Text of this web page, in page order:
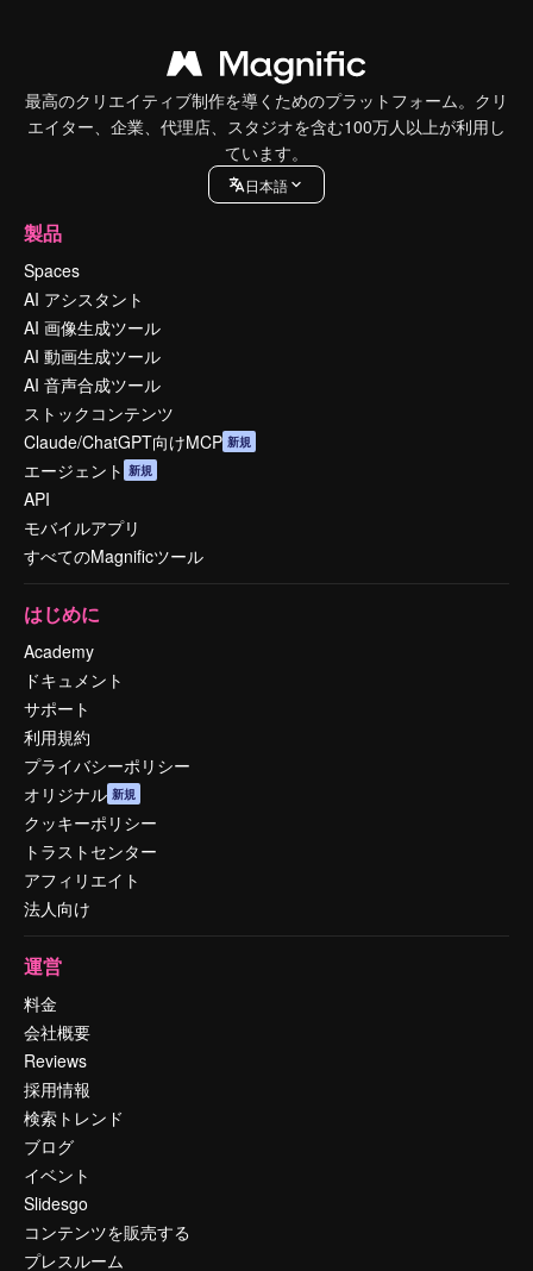
最高のクリエイティブ制作を導くためのプラットフォーム。クリ
エイター、企業、代理店、スタジオを含む100万人以上が利用し
ています。
日本語
製品
Spaces
AI アシスタント
AI 画像生成ツール
AI 動画生成ツール
AI 音声合成ツール
ストックコンテンツ
Claude/ChatGPT向けMCP 新規
エージェント 新規
API
モバイルアプリ
すべてのMagnificツール
はじめに
Academy
ドキュメント
サポート
利用規約
プライバシーポリシー
オリジナル 新規
クッキーポリシー
トラストセンター
アフィリエイト
法人向け
運営
料金
会社概要
Reviews
採用情報
検索トレンド
ブログ
イベント
Slidesgo
コンテンツを販売する
プレスルーム